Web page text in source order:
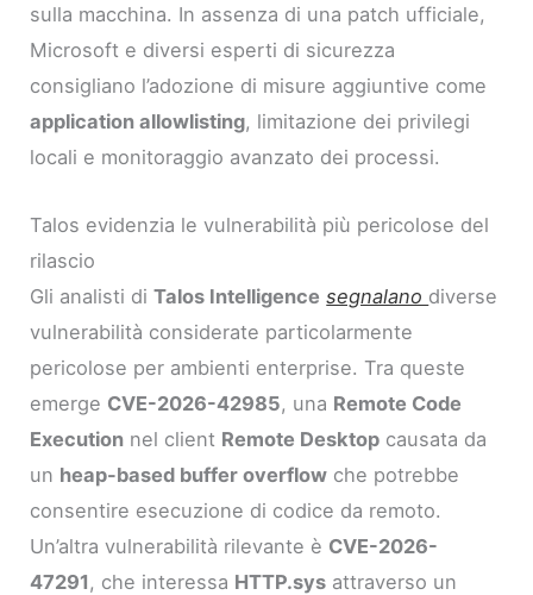
sulla macchina. In assenza di una patch ufficiale,
Microsoft e diversi esperti di sicurezza
consigliano l’adozione di misure aggiuntive come
application allowlisting, limitazione dei privilegi
locali e monitoraggio avanzato dei processi.
Talos evidenzia le vulnerabilità più pericolose del
rilascio
Gli analisti diTalos Intelligence segnalano diverse
vulnerabilità considerate particolarmente
pericolose per ambienti enterprise. Tra queste
emerge CVE-2026-42985, una Remote Code
Execution nel client Remote Desktop causata da
un heap-based buffer overflow che potrebbe
consentire esecuzione di codice da remoto.
Un’altra vulnerabilità rilevante è CVE-2026-
47291 , che interessa HTTP.sys attraverso un